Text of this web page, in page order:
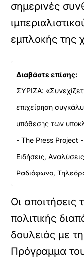
σημερινές
εμπλοκής της
Διαβάστε επίσης:
ΣΥΡΙΖΑ:
επιχείρηση
υπόθεσης των
- The Press Project -
Ειδήσεις,
Ραδιόφωνο,
Οι απαιτήσεις
πολιτικής
δουλειάς με
Πρόγραμμα